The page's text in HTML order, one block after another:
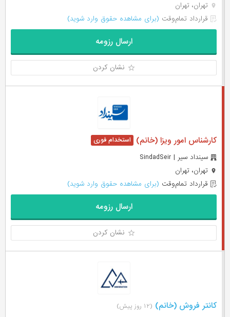
تهران، تهران
قرارداد تمام‌وقت (برای مشاهده حقوق وارد شوید)
ارسال رزومه
نشان کردن
کارشناس امور ویزا (خانم)
سینداد سیر | SindadSeir
تهران، تهران
قرارداد تمام‌وقت (برای مشاهده حقوق وارد شوید)
ارسال رزومه
نشان کردن
کانتر فروش (خانم) (۱۲ روز پیش)